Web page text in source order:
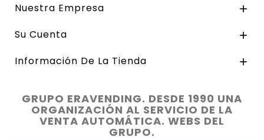
Nuestra Empresa 
Su Cuenta 
Información De La Tienda 
GRUPO ERAVENDING. DESDE 1990 UNA
ORGANIZACIÓN AL SERVICIO DE LA
VENTA AUTOMÁTICA. WEBS DEL
GRUPO.